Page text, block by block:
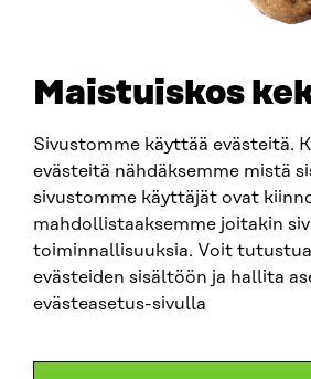
Maistuiskos
Sivustomme käyttää evästeitä.
evästeitä nähdäksemme mistä
sivustomme käyttäjät ovat
mahdollistaaksemme joitakin
toiminnallisuuksia. Voit
evästeiden sisältöön ja hallita
evästeasetus-sivulla
SITRA SOSIAALISESSA MEDIASSA
LinkedIn
Instagram
YouTube